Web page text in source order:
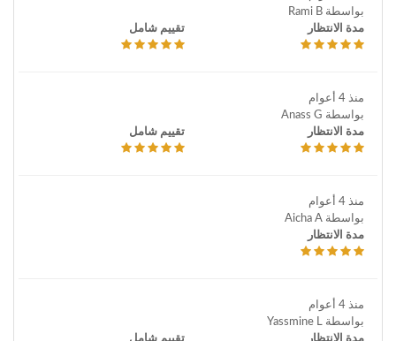
بواسطة Rami B
مدة الانتظار
تقييم شامل
منذ 4 أعوام
بواسطة Anass G
مدة الانتظار
تقييم شامل
منذ 4 أعوام
بواسطة Aicha A
مدة الانتظار
منذ 4 أعوام
بواسطة Yassmine L